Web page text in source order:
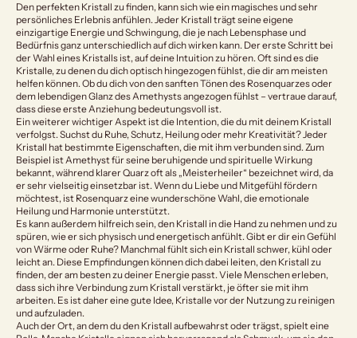
Den perfekten Kristall zu finden, kann sich wie ein magisches und sehr
persönliches Erlebnis anfühlen. Jeder Kristall trägt seine eigene
einzigartige Energie und Schwingung, die je nach Lebensphase und
Bedürfnis ganz unterschiedlich auf dich wirken kann. Der erste Schritt bei
der Wahl eines Kristalls ist, auf deine Intuition zu hören. Oft sind es die
Kristalle, zu denen du dich optisch hingezogen fühlst, die dir am meisten
helfen können. Ob du dich von den sanften Tönen des Rosenquarzes oder
dem lebendigen Glanz des Amethysts angezogen fühlst – vertraue darauf,
dass diese erste Anziehung bedeutungsvoll ist.
Ein weiterer wichtiger Aspekt ist die Intention, die du mit deinem Kristall
verfolgst. Suchst du Ruhe, Schutz, Heilung oder mehr Kreativität? Jeder
Kristall hat bestimmte Eigenschaften, die mit ihm verbunden sind. Zum
Beispiel ist Amethyst für seine beruhigende und spirituelle Wirkung
bekannt, während klarer Quarz oft als „Meisterheiler“ bezeichnet wird, da
er sehr vielseitig einsetzbar ist. Wenn du Liebe und Mitgefühl fördern
möchtest, ist Rosenquarz eine wunderschöne Wahl, die emotionale
Heilung und Harmonie unterstützt.
Es kann außerdem hilfreich sein, den Kristall in die Hand zu nehmen und zu
spüren, wie er sich physisch und energetisch anfühlt. Gibt er dir ein Gefühl
von Wärme oder Ruhe? Manchmal fühlt sich ein Kristall schwer, kühl oder
leicht an. Diese Empfindungen können dich dabei leiten, den Kristall zu
finden, der am besten zu deiner Energie passt. Viele Menschen erleben,
dass sich ihre Verbindung zum Kristall verstärkt, je öfter sie mit ihm
arbeiten. Es ist daher eine gute Idee, Kristalle vor der Nutzung zu reinigen
und aufzuladen.
Auch der Ort, an dem du den Kristall aufbewahrst oder trägst, spielt eine